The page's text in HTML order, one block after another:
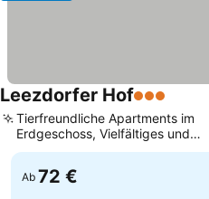
Leezdorfer Hof3 Sterne
Tierfreundliche Apartments im
Erdgeschoss, Vielfältiges und
reichhaltiges Frühstücksbuffet
Ab 72 €